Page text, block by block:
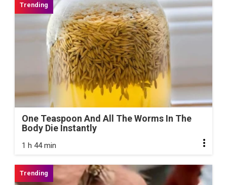
One Teaspoon And All The Worms In The
Body Die Instantly
1 h 44 min